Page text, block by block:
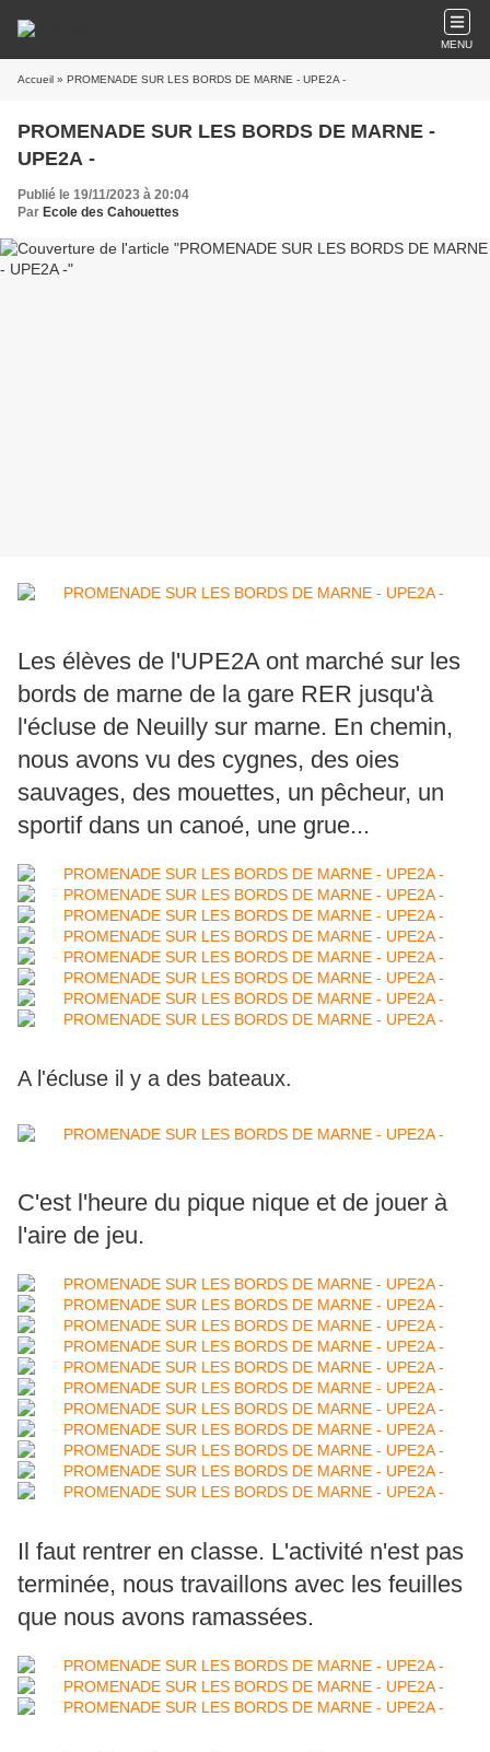
MENU
Accueil » PROMENADE SUR LES BORDS DE MARNE - UPE2A -
PROMENADE SUR LES BORDS DE MARNE -
UPE2A -
Publié le 19/11/2023 à 20:04
Par Ecole des Cahouettes
Les élèves de l'UPE2A ont marché sur les
bords de marne de la gare RER jusqu'à
l'écluse de Neuilly sur marne. En chemin,
nous avons vu des cygnes, des oies
sauvages, des mouettes, un pêcheur, un
sportif dans un canoé, une grue...
A l'écluse il y a des bateaux.
C'est l'heure du pique nique et de jouer à
l'aire de jeu.
Il faut rentrer en classe. L'activité n'est pas
terminée, nous travaillons avec les feuilles
que nous avons ramassées.